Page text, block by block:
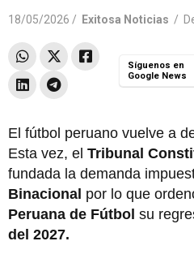
18/05/2026 / Exitosa Noticias /
Síguenos en
Google News
El fútbol peruano vuelve a
Esta vez, el Tribunal
fundada la demanda
Binacional por lo que
Peruana de Fútbol su
del 2027.